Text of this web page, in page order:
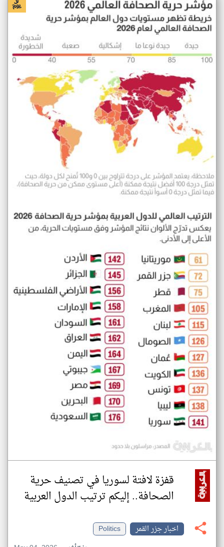
قفزة لافتة لسوريا في تصنيف حرية
الصحافة.. إليكم ترتيب الدول العربية
اخبار جزر القمر
Politics